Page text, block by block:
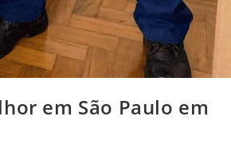
em São Paulo em